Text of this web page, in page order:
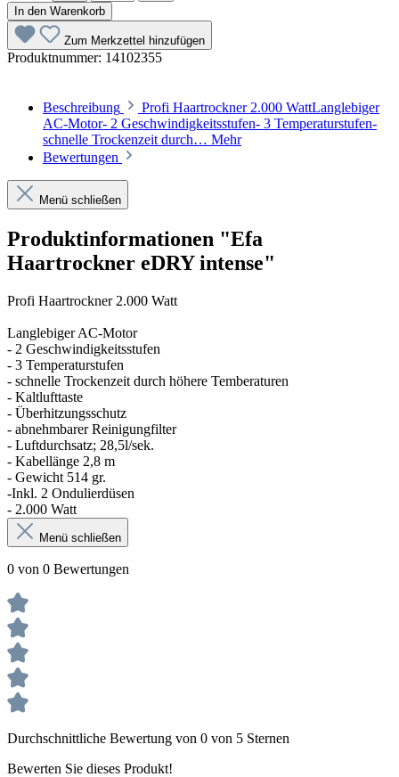
In den Warenkorb
Zum Merkzettel hinzufügen
Produktnummer: 14102355
Beschreibung
Profi Haartrockner 2.000 WattLanglebiger
AC-Motor- 2 Geschwindigkeitsstufen- 3 Temperaturstufen-
schnelle Trockenzeit durch… Mehr
Bewertungen
Menü schließen
Produktinformationen "Efa
Haartrockner eDRY intense"
Profi Haartrockner 2.000 Watt
Langlebiger AC-Motor
- 2 Geschwindigkeitsstufen
- 3 Temperaturstufen
- schnelle Trockenzeit durch höhere Temberaturen
- Kaltlufttaste
- Überhitzungsschutz
- abnehmbarer Reinigungfilter
- Luftdurchsatz; 28,5l/sek.
- Kabellänge 2,8 m
- Gewicht 514 gr.
-Inkl. 2 Ondulierdüsen
- 2.000 Watt
Menü schließen
0 von 0 Bewertungen
Durchschnittliche Bewertung von 0 von 5 Sternen
Bewerten Sie dieses Produkt!